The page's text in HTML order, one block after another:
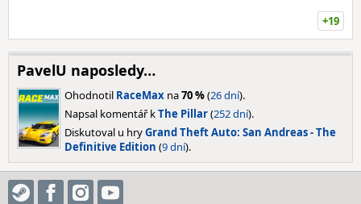
+19
PavelU naposledy…
Ohodnotil RaceMax na70 %(26 dní).
Napsal komentář kThe Pillar(252 dní).
Diskutoval u hryGrand Theft Auto: San Andreas - The
Definitive Edition (9 dní).